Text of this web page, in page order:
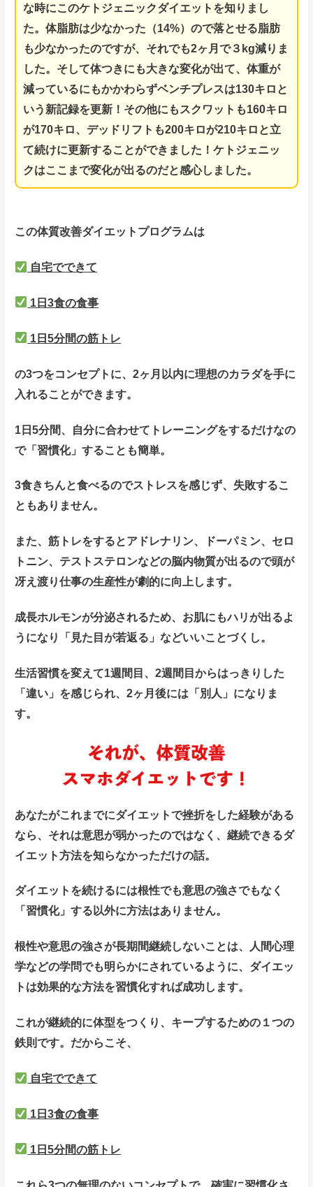
な時にこのケトジェニックダイエットを知りまし
た。体脂肪は少なかった（14%）ので落とせる脂肪
も少なかったのですが、それでも2ヶ月で３kg減りま
した。そして体つきにも大きな変化が出て、体重が
減っているにもかかわらずベンチプレスは130キロと
いう新記録を更新！ その他にもスクワットも160キロ
が170キロ、デッドリフトも200キロが210キロと立
て続けに更新することができました！ケトジェニッ
クはここまで変化が出るのだと感心しました。
この体質改善ダイエットプログラムは
自宅でできて
1日3食の食事
1日5分間の筋トレ
の3つをコンセプトに、2ヶ月以内に理想のカラダを手に
入れることができます。
1日5分間、自分に合わせてトレーニングをするだけなの
で「習慣化」することも簡単。
3食きちんと食べるのでストレスを感じず、失敗するこ
ともありません。
また、筋トレをするとアドレナリン、ドーパミン、セロ
トニン、テストステロンなどの脳内物質が出るので頭が
冴え渡り仕事の生産性が劇的に向上します。
成長ホルモンが分泌されるため、お肌にもハリが出るよ
うになり「見た目が若返る」などいいことづくし。
生活習慣を変えて1週間目、2週間目からはっきりした
「違い」を感じられ、2ヶ月後には「別人」になりま
す。
あなたがこれまでにダイエットで挫折をした経験がある
なら、それは意思が弱かったのではなく、継続できるダ
イエット方法を知らなかっただけの話。
ダイエットを続けるには根性でも意思の強さでもなく
「習慣化」する以外に方法はありません。
根性や意思の強さが長期間継続しないことは、人間心理
学などの学問でも明らかにされているように、ダイエッ
トは効果的な方法を習慣化すれば成功します。
これが継続的に体型をつくり、キープするための１つの
鉄則です。だからこそ、
自宅でできて
1日3食の食事
1日5分間の筋トレ